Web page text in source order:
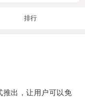
排行
出，让用户可以免